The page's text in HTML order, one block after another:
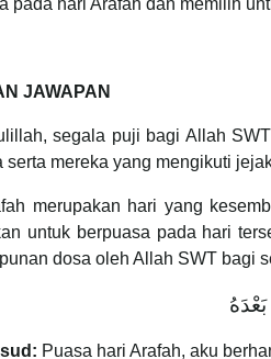
pada hari Arafah dan memilih
JAWAPAN
segala puji bagi Allah
serta mereka yang mengikuti
merupakan hari yang
untuk berpuasa pada hari
dosa oleh Allah SWT bagi
Puasa hari Arafah, aku